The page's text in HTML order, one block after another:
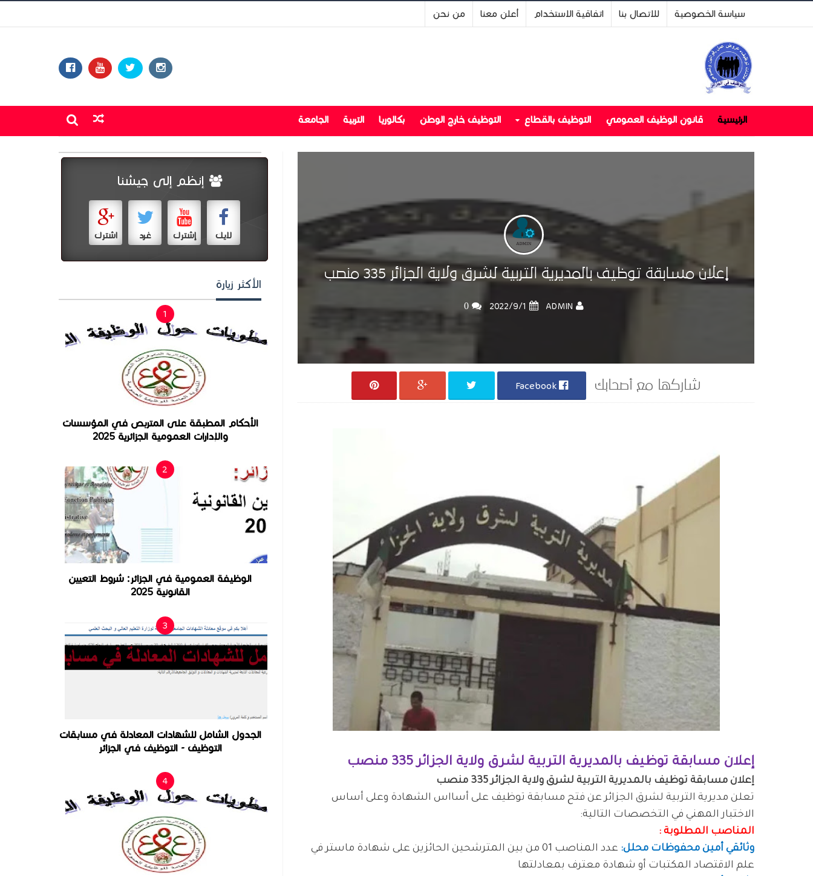
سياسة الخصوصية للاتصال بنا اتفاقية الاستخدام أعلن معنا من نحن
الرئيسية قانون الوظيف العمومي التوظيف بالقطاع التوظيف خارج الوطن بكالوريا التربية الجامعة
إعلان مسابقة توظيف بالمديرية التربية لشرق ولاية الجزائر 335 منصب
ADMIN
1‏/9‏/2022
0
إعلان مسابقة توظيف بالمديرية التربية لشرق ولاية الجزائر 335 منصب
إعلان مسابقة توظيف بالمديرية التربية لشرق ولاية الجزائر 335 منصب
تعلن مديرية التربية لشرق الجزائر عن فتح مسابقة توظيف على أسااس الشهادة وعلى أساس
الاختبار المهني في التخصصات التالية:
المناصب المطلوبة :
وثائقي أمين محفوظات محلل:
عدد المناصب 01 من بين المترشحين الحائزين على شهادة ماستر في
علم الاقتصاد المكتبات أو شهادة معترف بمعادلتها
إنظم إلى جيشنا
لايك إشترك غرد اشترك
الأكثر زيارة
الأحكام المطبقة على المتربص في المؤسسات
والإدارات العمومية الجزائرية 2025
الوظيفة العمومية في الجزائر: شروط التعيين
القانونية 2025
الجدول الشامل للشهادات المعادلة في مسابقات
التوظيف - التوظيف في الجزائر